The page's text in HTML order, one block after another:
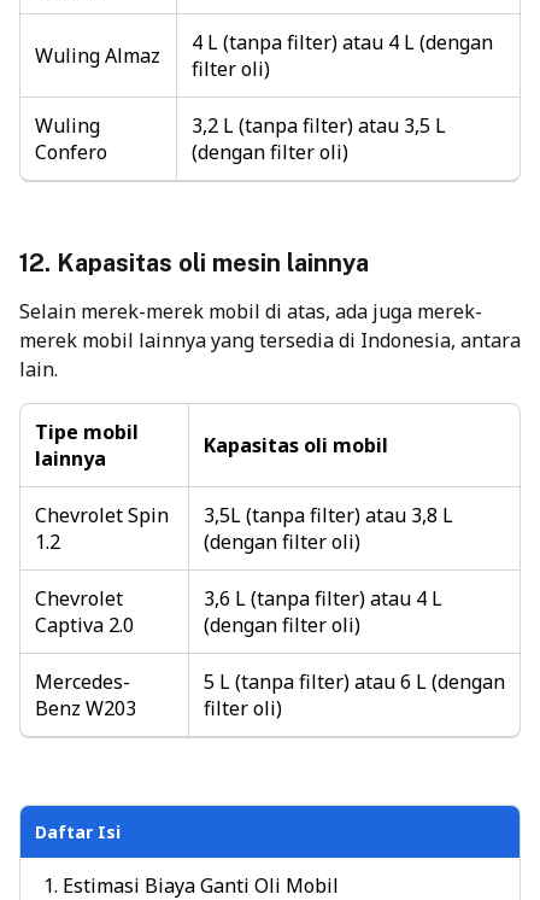
Wuling Almaz
4 L (tanpa filter) atau 4 L (dengan
filter oli)
Wuling
Confero
3,2 L (tanpa filter) atau 3,5 L
(dengan filter oli)
12. Kapasitas oli mesin lainnya
Selain merek-merek mobil di atas, ada juga merek-
merek mobil lainnya yang tersedia di Indonesia, antara
lain.
Tipe mobil
lainnya
Kapasitas oli mobil
Chevrolet Spin
1.2
3,5L (tanpa filter) atau 3,8 L
(dengan filter oli)
Chevrolet
Captiva 2.0
3,6 L (tanpa filter) atau 4 L
(dengan filter oli)
Mercedes-
Benz W203
5 L (tanpa filter) atau 6 L (dengan
filter oli)
Daftar Isi
Estimasi Biaya Ganti Oli Mobil